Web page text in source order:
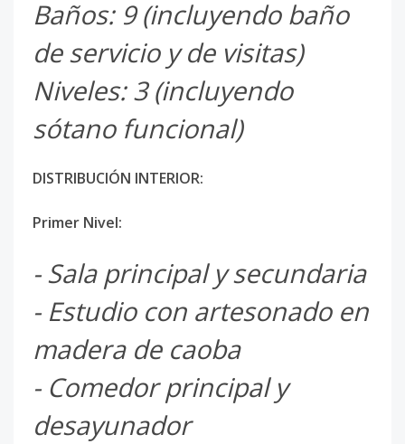
Baños: 9 (incluyendo baño
de servicio y de visitas)
Niveles: 3 (incluyendo
sótano funcional)
DISTRIBUCIÓN INTERIOR:
Primer Nivel:
- Sala principal y secundaria
- Estudio con artesonado en
madera de caoba
- Comedor principal y
desayunador